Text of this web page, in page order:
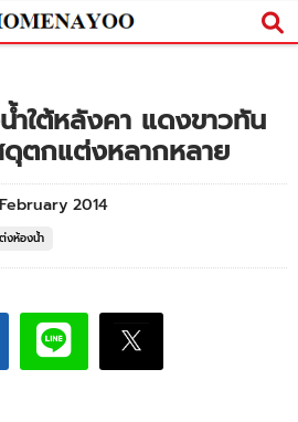
ใต้หลังคา แดงขาวทัน
ตกแต่งหลากหลาย
2014
งห้องน้ำ